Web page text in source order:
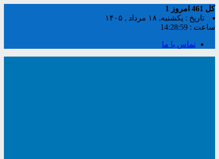
کل امروز
1
تاریخ : یکشنبه, ۱۸ مرداد , ۱۴۰۵
ساعت : 14:28:59
تماس با ما